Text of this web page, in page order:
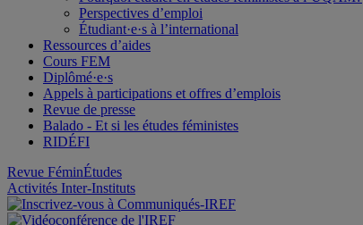
Perspectives d’emploi
Étudiant·e·s à l’international
Ressources d’aides
Cours FEM
Diplômé·e·s
Appels à participations et offres d’emplois
Revue de presse
Balado - Et si les études féministes
RIDÉFI
Revue FéminÉtudes
Activités Inter-Instituts